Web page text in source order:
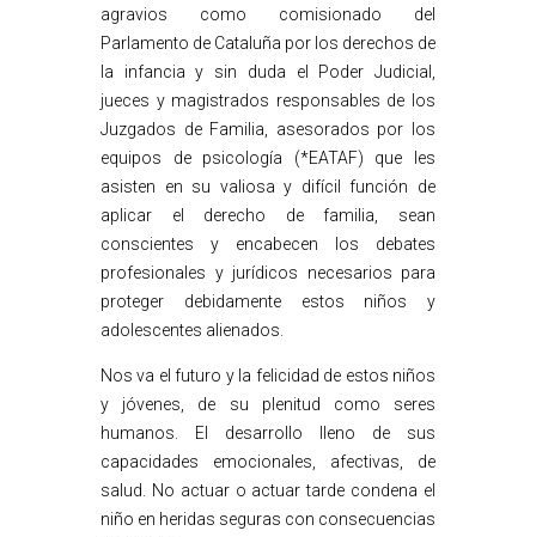
agravios como comisionado del
Parlamento de Cataluña por los derechos de
la infancia y sin duda el Poder Judicial,
jueces y magistrados responsables de los
Juzgados de Familia, asesorados por los
equipos de psicología (*EATAF) que les
asisten en su valiosa y difícil función de
aplicar el derecho de familia, sean
conscientes y encabecen los debates
profesionales y jurídicos necesarios para
proteger debidamente estos niños y
adolescentes alienados.
Nos va el futuro y la felicidad de estos niños
y jóvenes, de su plenitud como seres
humanos. El desarrollo lleno de sus
capacidades emocionales, afectivas, de
salud. No actuar o actuar tarde condena el
niño en heridas seguras con consecuencias